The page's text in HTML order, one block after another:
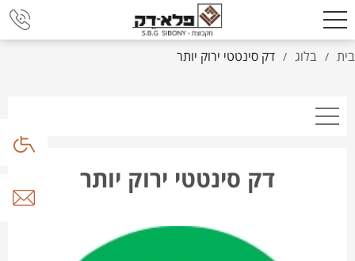
בית / בלוג / דק סינטטי ירוק יותר
דק סינטטי ירוק יותר